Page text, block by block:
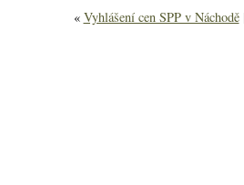
« Vyhlášení cen SPP v Náchodě